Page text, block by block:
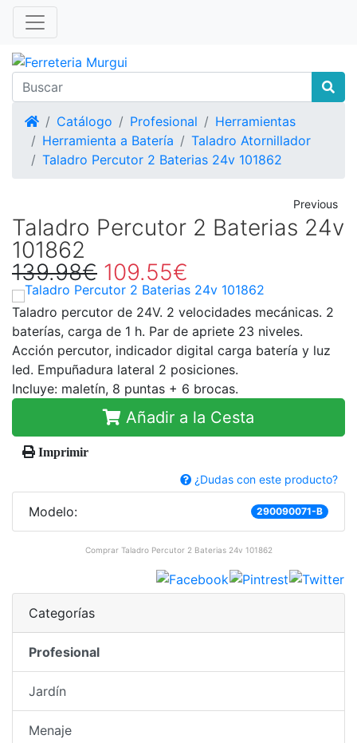
InicioCatálogo Profesional
Herramientas
Herramienta a Batería
Taladro Atornillador
Taladro Percutor 2 Baterias 24v 101862
Previous
Taladro Percutor 2 Baterias 24v
101862
139.98€ 109.55€
Taladro percutor de 24V. 2 velocidades mecánicas. 2
baterías, carga de 1 h. Par de apriete 23 niveles.
Acción percutor, indicador digital carga batería y luz
led. Empuñadura lateral 2 posiciones.
Incluye: maletín, 8 puntas + 6 brocas.
Añadir a la Cesta
Imprimir
¿Dudas con este producto?
Modelo: 290090071-B
Comprar Taladro Percutor 2 Baterias 24v 101862
Categorías
Profesional
Jardín
Menaje